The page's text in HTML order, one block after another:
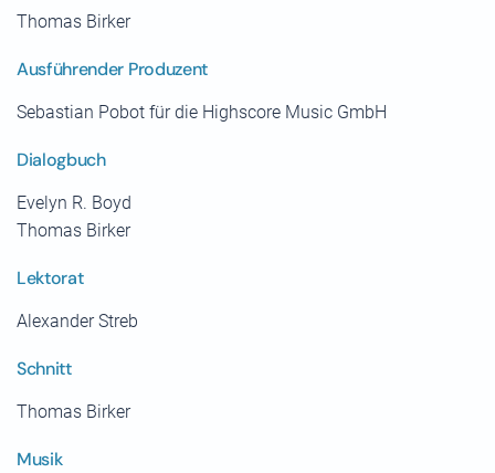
Thomas Birker
Ausführender Produzent
Sebastian Pobot für die Highscore Music GmbH
Dialogbuch
Evelyn R. Boyd
Thomas Birker
Lektorat
Alexander Streb
Schnitt
Thomas Birker
Musik